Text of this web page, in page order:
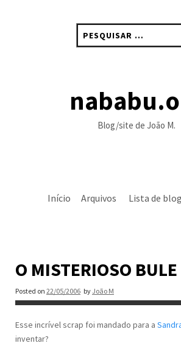
por:
Blog/site de João M.
Início Arquivos Lista de
O MISTERIOSO BULE
Posted on 22/05/2006 by João M
Esse incrível scrap foi mandado para a
inventar?